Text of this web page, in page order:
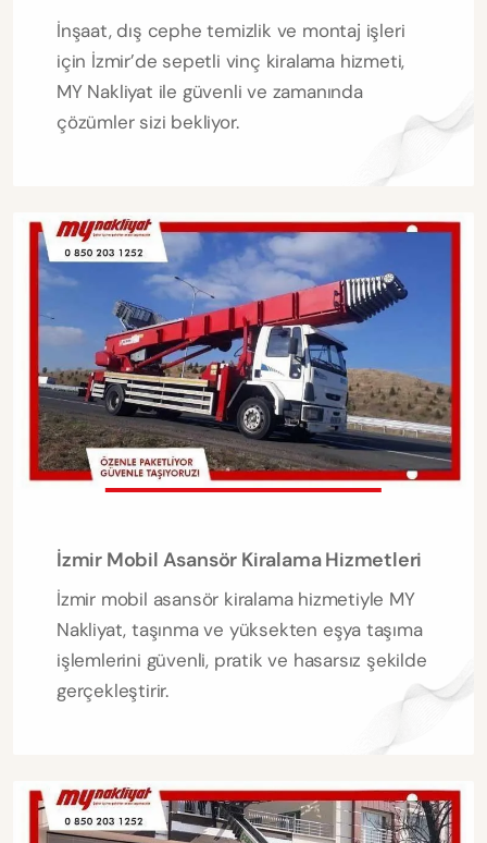
İnşaat, dış cephe temizlik ve montaj işleri
için İzmir’de sepetli vinç kiralama hizmeti,
MY Nakliyat ile güvenli ve zamanında
çözümler sizi bekliyor.
İzmir Mobil Asansör Kiralama Hizmetleri
İzmir mobil asansör kiralama hizmetiyle MY
Nakliyat, taşınma ve yüksekten eşya taşıma
işlemlerini güvenli, pratik ve hasarsız şekilde
gerçekleştirir.